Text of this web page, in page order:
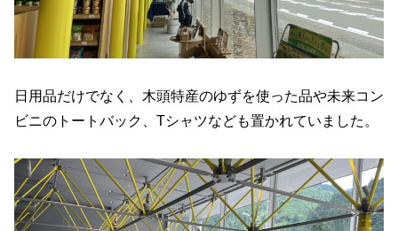
日用品だけでなく、木頭特産のゆずを使った品や未来コン
ビニのトートバック、Tシャツなども置かれていました。